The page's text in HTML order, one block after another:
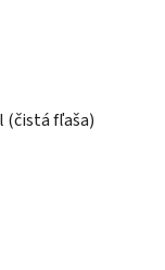
(čistá fľaša)